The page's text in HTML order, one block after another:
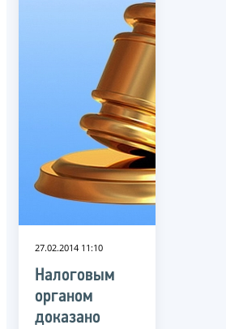
27.02.2014 11:10
Налоговым
органом
доказано